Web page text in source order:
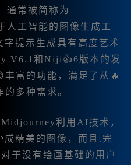
通常被简称为
人工智能的图像生成工
提示生成具有高度艺术
V6.1和Niji👍6版本的发
富的功能，满足了从🔥
多种需求。
利用AI技术，
精美的图像，而且.完
于没有绘画基础的用户